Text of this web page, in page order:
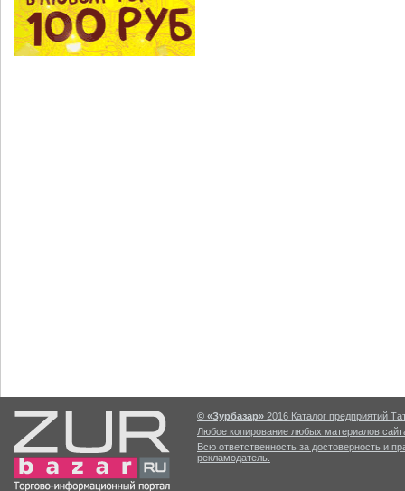
© «Зурбазар» 2016 Каталог предприятий
Любое копирование любых материалов
Всю ответственность за достоверность и
рекламодатель.